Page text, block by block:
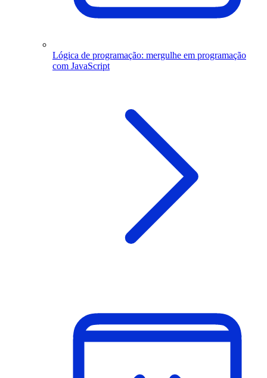
Lógica de programação: mergulhe em programação
com JavaScript